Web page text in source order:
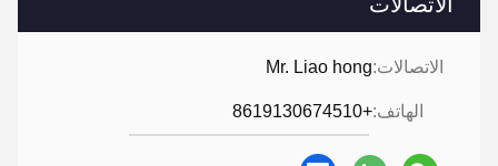
الاتصالات:Mr. Liao hong
الهاتف:+8619130674510